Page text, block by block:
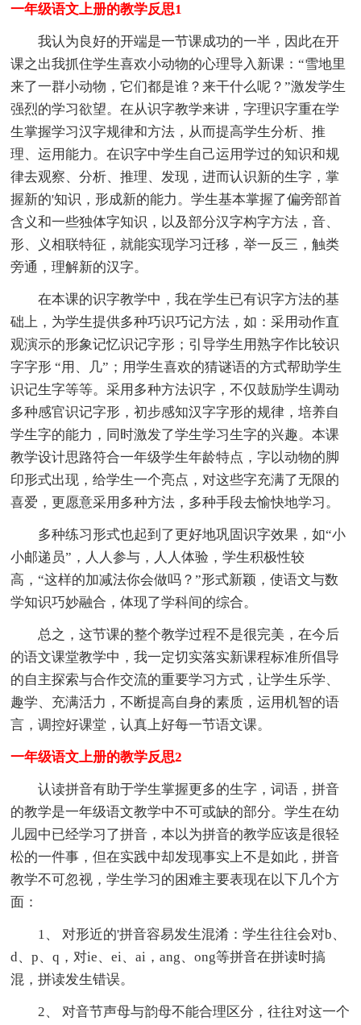
一年级语文上册的教学反思1
我认为良好的开端是一节课成功的一半，因此在开
课之出我抓住学生喜欢小动物的心理导入新课：“雪地里
来了一群小动物，它们都是谁？来干什么呢？”激发学生
强烈的学习欲望。在从识字教学来讲，字理识字重在学
生掌握学习汉字规律和方法，从而提高学生分析、推
理、运用能力。在识字中学生自己运用学过的知识和规
律去观察、分析、推理、发现，进而认识新的生字，掌
握新的'知识，形成新的能力。学生基本掌握了偏旁部首
含义和一些独体字知识，以及部分汉字构字方法，音、
形、义相联特征，就能实现学习迁移，举一反三，触类
旁通，理解新的汉字。
在本课的识字教学中，我在学生已有识字方法的基
础上，为学生提供多种巧识巧记方法，如：采用动作直
观演示的形象记忆识记字形；引导学生用熟字作比较识
字字形 “用、几”；用学生喜欢的猜谜语的方式帮助学生
识记生字等等。采用多种方法识字，不仅鼓励学生调动
多种感官识记字形，初步感知汉字字形的规律，培养自
学生字的能力，同时激发了学生学习生字的兴趣。本课
教学设计思路符合一年级学生年龄特点，字以动物的脚
印形式出现，给学生一个亮点，对这些字充满了无限的
喜爱，更愿意采用多种方法，多种手段去愉快地学习。
多种练习形式也起到了更好地巩固识字效果，如“小
小邮递员”，人人参与，人人体验，学生积极性较
高，“这样的加减法你会做吗？”形式新颖，使语文与数
学知识巧妙融合，体现了学科间的综合。
总之，这节课的整个教学过程不是很完美，在今后
的语文课堂教学中，我一定切实落实新课程标准所倡导
的自主探索与合作交流的重要学习方式，让学生乐学、
趣学、充满活力，不断提高自身的素质，运用机智的语
言，调控好课堂，认真上好每一节语文课。
一年级语文上册的教学反思2
认读拼音有助于学生掌握更多的生字，词语，拼音
的教学是一年级语文教学中不可或缺的部分。学生在幼
儿园中已经学习了拼音，本以为拼音的教学应该是很轻
松的一件事，但在实践中却发现事实上不是如此，拼音
教学不可忽视，学生学习的困难主要表现在以下几个方
面：
1、 对形近的'拼音容易发生混淆：学生往往会对b、
d、p、q，对ie、ei、ai，ang、ong等拼音在拼读时搞
混，拼读发生错误。
2、 对音节声母与韵母不能合理区分，往往对这一个